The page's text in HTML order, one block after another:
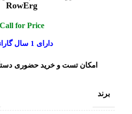
RowErg
Call for Price
دارای 1 سال گارانتی
امکان تست و خرید حضوری
برند